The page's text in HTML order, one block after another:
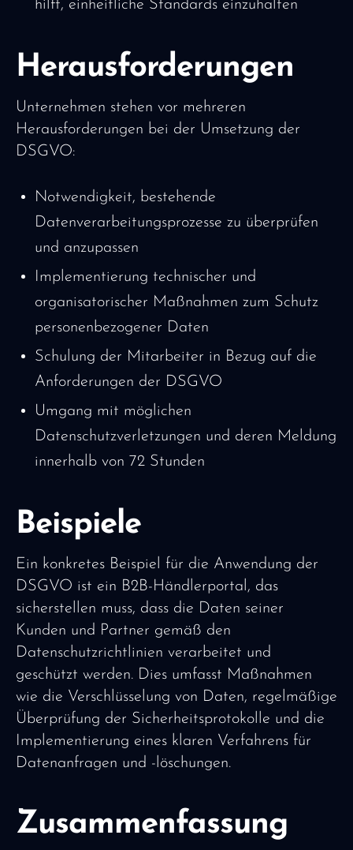
hilft, einheitliche Standards einzuhalten
Herausforderungen
Unternehmen stehen vor mehreren
Herausforderungen bei der Umsetzung der
DSGVO:
Notwendigkeit, bestehende
Datenverarbeitungsprozesse zu überprüfen
und anzupassen
Implementierung technischer und
organisatorischer Maßnahmen zum Schutz
personenbezogener Daten
Schulung der Mitarbeiter in Bezug auf die
Anforderungen der DSGVO
Umgang mit möglichen
Datenschutzverletzungen und deren Meldung
innerhalb von 72 Stunden
Beispiele
Ein konkretes Beispiel für die Anwendung der
DSGVO ist ein B2B-Händlerportal, das
sicherstellen muss, dass die Daten seiner
Kunden und Partner gemäß den
Datenschutzrichtlinien verarbeitet und
geschützt werden. Dies umfasst Maßnahmen
wie die Verschlüsselung von Daten, regelmäßige
Überprüfung der Sicherheitsprotokolle und die
Implementierung eines klaren Verfahrens für
Datenanfragen und -löschungen.
Zusammenfassung